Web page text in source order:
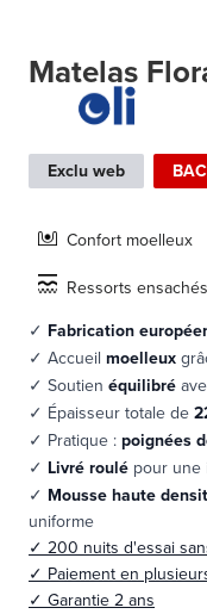
Matelas
Exclu web
Confort moelleux
Ressorts ensachés
✓ Fabrication
✓ Accueil moelleux
✓ Soutien équilibré
✓ Épaisseur totale de
✓ Pratique : poignées
✓ Livré roulé pour une
✓ Mousse haute
uniforme
✓ 200 nuits d'essai
✓ Paiement en
✓ Garantie 2 ans